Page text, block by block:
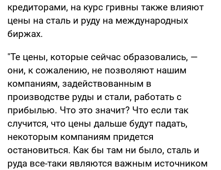
кредиторами, на курс гривны также влияют
цены на сталь и руду на международных
биржах.
"Те цены, которые сейчас образовались, —
они, к сожалению, не позволяют нашим
компаниям, задействованным в
производстве руды и стали, работать с
прибылью. Что это значит? Что если так
случится, что цены дальше будут падать,
некоторым компаниям придется
остановиться. Как бы там ни было, сталь и
руда все-таки являются важным источником